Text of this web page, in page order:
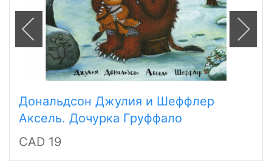
Дональдсон Джулия и Шеффлер
Аксель. Дочурка Груффало
CAD 19